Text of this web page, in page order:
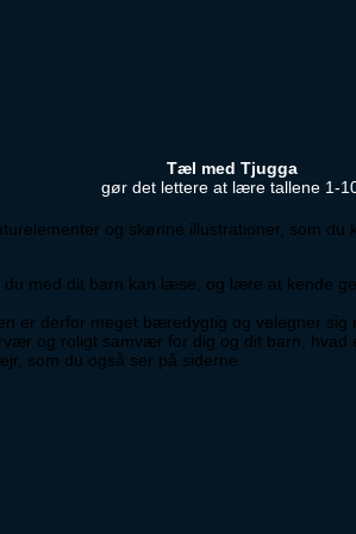
Tæl med Tjugga
gør det lettere at lære tallene 1-
og skønne illustrationer, som du
med dit barn kan læse, og lære at kende
er derfor meget bæredygtig og velegner sig
og roligt samvær for dig og dit barn,
som du også ser på siderne.